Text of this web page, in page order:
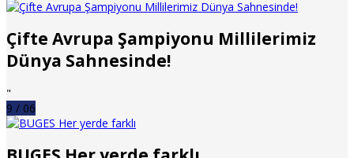
Çifte Avrupa Şampiyonu Millilerimiz
Dünya Sahnesinde!
"
9 / 06